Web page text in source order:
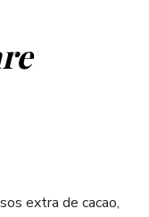
extra de cacao,